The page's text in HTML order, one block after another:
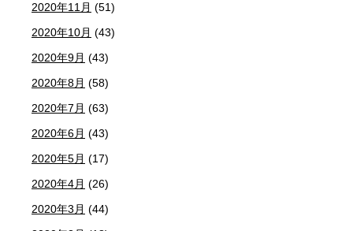
2020年11月 (51)
2020年10月 (43)
2020年9月 (43)
2020年8月 (58)
2020年7月 (63)
2020年6月 (43)
2020年5月 (17)
2020年4月 (26)
2020年3月 (44)